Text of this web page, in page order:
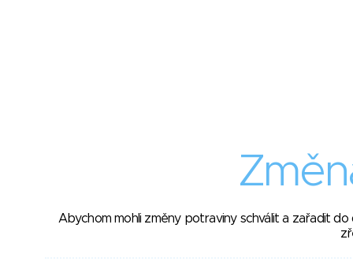
Abychom mohli změny potraviny schválit a zařadit